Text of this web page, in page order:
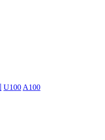
U100 A100